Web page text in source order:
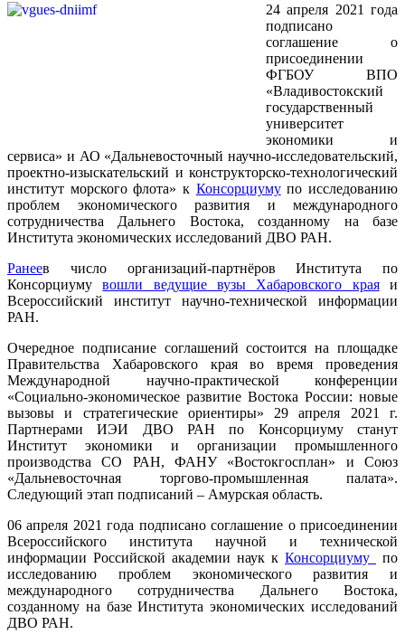
24 апреля 2021 года
подписано
соглашение о
присоединении
ФГБОУ ВПО
«Владивостокский
государственный
университет
экономики и
сервиса» и АО «Дальневосточный научно-исследовательский,
проектно-изыскательский и конструкторско-технологический
институт морского флота» к Консорциумупо исследованию
проблем экономического развития и международного
сотрудничества Дальнего Востока, созданному на базе
Института экономических исследований ДВО РАН.
Ранеев число организаций-партнёров Института по
Консорциумувошли ведущие вузы Хабаровского краяи
Всероссийский институт научно-технической информации
РАН.
Очередное подписание соглашений состоится на площадке
Правительства Хабаровского края во время проведения
Международной научно-практической конференции
«Социально-экономическое развитие Востока России: новые
вызовы и стратегические ориентиры» 29 апреля 2021 г.
Партнерами ИЭИ ДВО РАН по Консорциуму станут
Институт экономики и организации промышленного
производства СО РАН, ФАНУ «Востокгосплан» и Союз
«Дальневосточная торгово-промышленная палата».
Следующий этап подписаний – Амурская область.
06 апреля 2021 года подписано соглашение о присоединении
Всероссийского института научной и технической
информации Российской академии наук к Консорциуму
по
исследованию проблем экономического развития и
международного сотрудничества Дальнего Востока,
созданному на базе Института экономических исследований
ДВО РАН.